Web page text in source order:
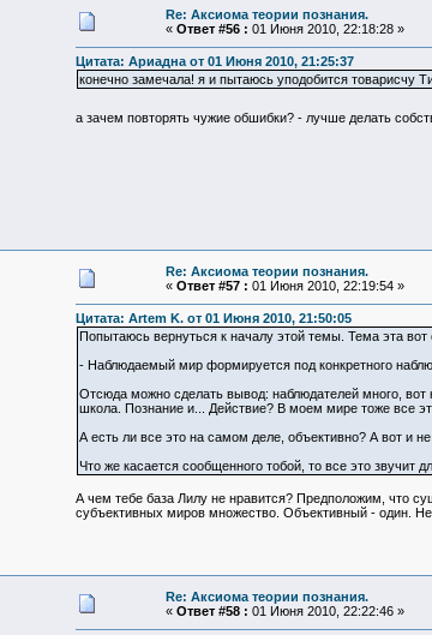
Re: Аксиома теории познания.
« Ответ #56 : 01 Июня 2010, 22:18:28 »
Цитата: Ариадна от 01 Июня 2010, 21:25:37
конечно замечала! я и пытаюсь уподобится товарисчу
а зачем повторять чужие обшибки? - лучше делать
Re: Аксиома теории познания.
« Ответ #57 : 01 Июня 2010, 22:19:54 »
Цитата: Artem K. от 01 Июня 2010, 21:50:05
Попытаюсь вернуться к началу этой темы. Тема эта вот
- Наблюдаемый мир формируется под конкретного
Отсюда можно сделать вывод: наблюдателей много,
школа. Познание и... Действие? В моем мире тоже все
А есть ли все это на самом деле, объективно? А вот и не
Что же касается сообщенного тобой, то все это звучит
А чем тебе база Лилу не нравится? Предположим, что
субъективных миров множество. Объективный - один.
Re: Аксиома теории познания.
« Ответ #58 : 01 Июня 2010, 22:22:46 »